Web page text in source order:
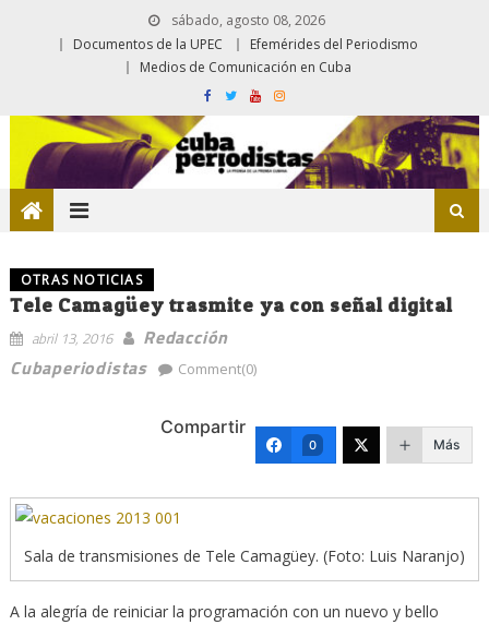
sábado, agosto 08, 2026
Documentos de la UPEC
Efemérides del Periodismo
Medios de Comunicación en Cuba
OTRAS NOTICIAS
Tele Camagüey trasmite ya con señal digital
abril 13, 2016
Redacción
Cubaperiodistas
Comment(0)
Compartir
0 Más
Sala de transmisiones de Tele Camagüey. (Foto: Luis Naranjo)
A la alegría de reiniciar la programación con un nuevo y bello